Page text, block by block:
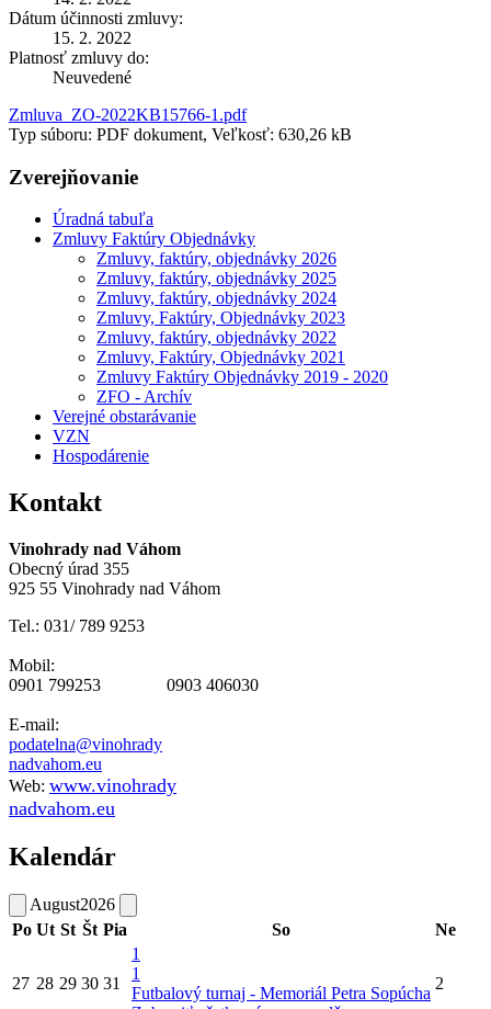
Dátum účinnosti zmluvy:
15. 2. 2022
Platnosť zmluvy do:
Neuvedené
Zmluva_ZO-2022KB15766-1.pdf
Typ súboru: PDF dokument, Veľkosť: 630,26 kB
Zverejňovanie
Úradná tabuľa
Zmluvy Faktúry Objednávky
Zmluvy, faktúry, objednávky 2026
Zmluvy, faktúry, objednávky 2025
Zmluvy, faktúry, objednávky 2024
Zmluvy, Faktúry, Objednávky 2023
Zmluvy, faktúry, objednávky 2022
Zmluvy, Faktúry, Objednávky 2021
Zmluvy Faktúry Objednávky 2019 - 2020
ZFO - Archív
Verejné obstarávanie
VZN
Hospodárenie
Kontakt
Vinohrady nad Váhom
Obecný úrad 355
925 55 Vinohrady nad Váhom
Tel.: 031/ 789 9253
Mobil:
0901 799253 0903 406030
E-mail:
podatelna@vinohrady
nadvahom.eu
Web: www.vinohrady
nadvahom.eu
Kalendár
August2026
Po Ut St Št Pia So Ne
27 28 29 30 31
1
1
Futbalový turnaj - Memoriál Petra Sopúcha
2